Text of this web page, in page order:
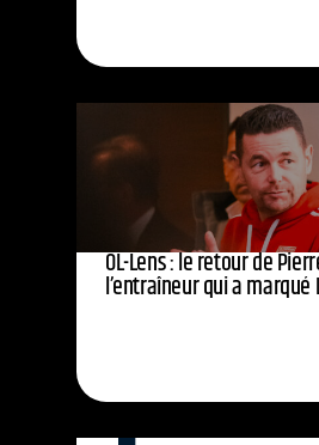
OL-Lens : le retour de
l’entraîneur qui a marqué